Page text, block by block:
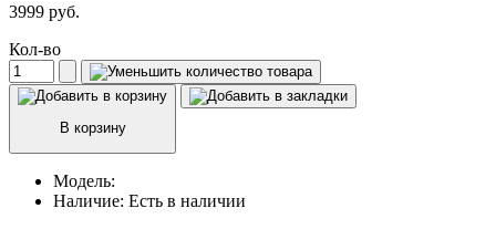
3999 руб.
Кол-во
В корзину
Модель:
Наличие: Есть в наличии